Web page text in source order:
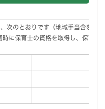
次のとおりです（地域手当含む。
時に保育士の資格を取得し、保育士